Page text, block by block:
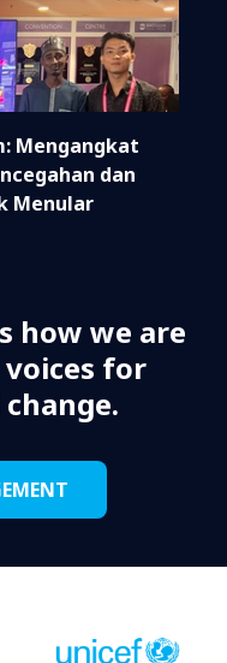
Mengangkat
dan
Menular
how we are
for